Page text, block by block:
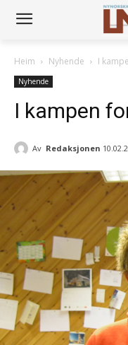
Heim Nyhende I
Nyhende
I kampen
Av Redaksjonen